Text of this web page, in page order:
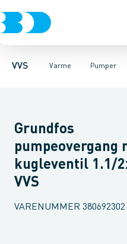
VVS Varme
Rør & fittingsPressfittings
Pumper
RadiatorerRadiatorfittings
Pumper til brugsvand
Grundfos
pumpeovergang
kugleventil 1.1/
VVS
VARENUMMER 380692302